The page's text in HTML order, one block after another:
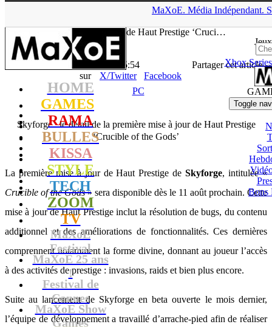
MaXoE. Média Indépendant.
HOME
GAMES
RAMA
BULLES
KISSA
STYLE
TECH
ZOOM
TV
MaXoE
Festival
MaXoE 25 ans
!
Festival de
Cannes
MaXoE Show
Games
Jeux
Xbox
Toggle
Bons
première mise à jour de Haut Prestige ‘Cruci…
- 05.08.15, 15:54
Partager cet article
sur
X/Twitter
Facebook
PC
Skyforge : le détail de la première mise à jour de Haut Prestige
‘Crucible of the Gods’
La première mise à jour de Haut Prestige deSkyforge, intitulée «
Crucible of the Gods» sera disponible dès le 11 août prochain. Cette
mise à jour de Haut Prestige inclut la résolution de bugs, du contenu
additionnel et des améliorations de fonctionnalités. Ces dernières
comprennent notamment la forme divine, donnant au joueur l’accès
à des activités de prestige : invasions, raids et bien plus encore.
Suite au lancement de Skyforge en beta ouverte le mois dernier,
l’équipe de développement a travaillé d’arrache-pied afin de réaliser